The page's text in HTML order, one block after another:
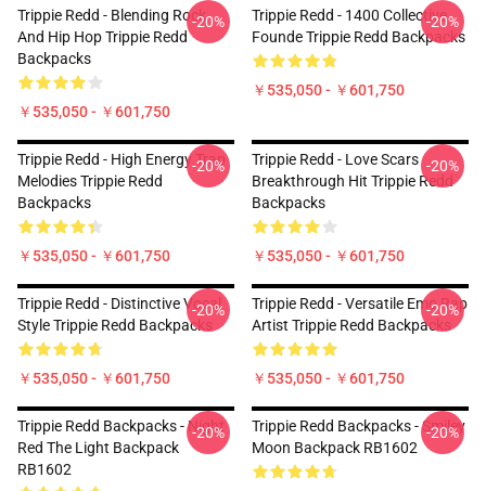
Trippie Redd - Blending Rock
And Hip Hop Trippie Redd
Backpacks
￥535,050 - ￥601,750
-20%
Trippie Redd - 1400 Collective
Founde Trippie Redd Backpacks
￥535,050 - ￥601,750
-20%
Trippie Redd - High Energy Trap
Melodies Trippie Redd
Backpacks
￥535,050 - ￥601,750
-20%
Trippie Redd - Love Scars
Breakthrough Hit Trippie Redd
Backpacks
￥535,050 - ￥601,750
-20%
Trippie Redd - Distinctive Vocal
Style Trippie Redd Backpacks
￥535,050 - ￥601,750
-20%
Trippie Redd - Versatile Emo Rap
Artist Trippie Redd Backpacks
￥535,050 - ￥601,750
-20%
Trippie Redd Backpacks - Night
Red The Light Backpack
RB1602
-20%
Trippie Redd Backpacks - Smiley
Moon Backpack RB1602
-20%